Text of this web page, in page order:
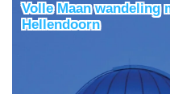
Volle Maan wandeling
Hellendoorn